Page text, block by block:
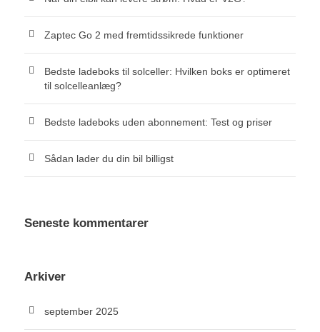
Zaptec Go 2 med fremtidssikrede funktioner
Bedste ladeboks til solceller: Hvilken boks er optimeret
til solcelleanlæg?
Bedste ladeboks uden abonnement: Test og priser
Sådan lader du din bil billigst
Seneste kommentarer
Arkiver
september 2025